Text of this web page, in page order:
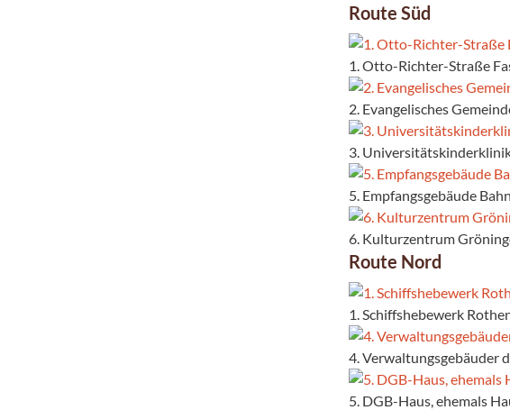
Route Süd
1. Otto-Richter-Straße
2. Evangelisches
3.
5. Empfangsgebäude
6. Kulturzentrum
Route Nord
1. Schiffshebewerk
4. Verwaltungsgebäuder
5. DGB-Haus, ehemals